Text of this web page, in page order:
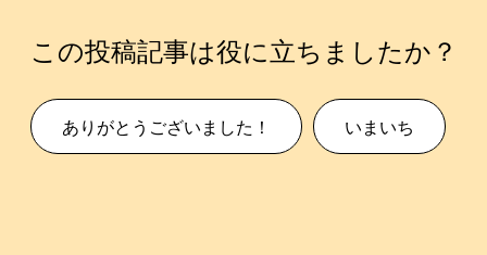
この投稿記事は役に立ちましたか？
ありがとうございました！ いまいち